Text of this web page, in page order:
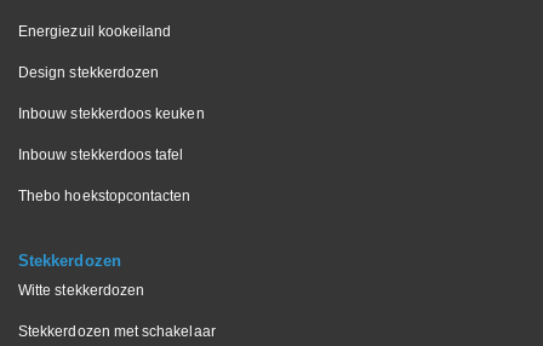
Energiezuil kookeiland
Design stekkerdozen
Inbouw stekkerdoos keuken
Inbouw stekkerdoos tafel
Thebo hoekstopcontacten
Stekkerdozen
Witte stekkerdozen
Stekkerdozen met schakelaar